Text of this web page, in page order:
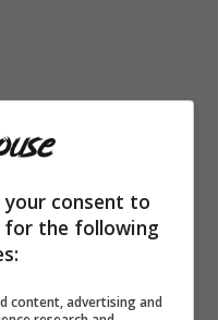
consent to
for the following
content, advertising and